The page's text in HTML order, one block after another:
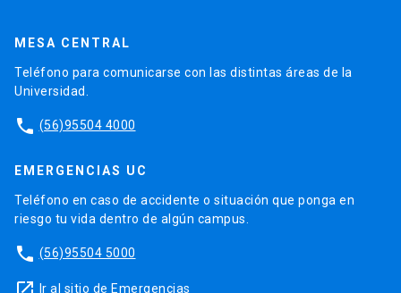
MESA CENTRAL
Teléfono para comunicarse con las distintas áreas de la
Universidad.
phone (56)95504 4000
EMERGENCIAS UC
Teléfono en caso de accidente o situación que ponga en
riesgo tu vida dentro de algún campus.
phone (56)95504 5000
Ir al sitio de Emergencias